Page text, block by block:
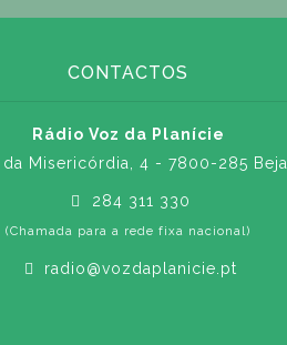
CONTACTOS
Rádio Voz da Planície
da Misericórdia, 4 - 7800-285 Beja
284 311 330
(Chamada para a rede fixa nacional)
radio@vozdaplanicie.pt